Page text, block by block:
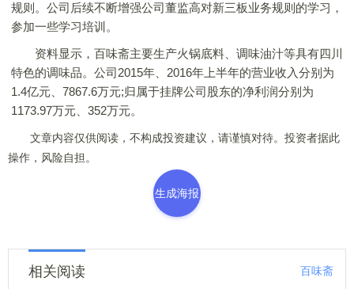
规则。公司后续不断增强公司董监高对新三板业务规则的学习，
参加一些学习培训。
资料显示，百味斋主要生产火锅底料、调味油汁等具有四川
特色的调味品。公司2015年、2016年上半年的营业收入分别为
1.4亿元、7867.6万元;归属于挂牌公司股东的净利润分别为
1173.97万元、352万元。
文章内容仅供阅读，不构成投资建议，请谨慎对待。投资者据此
操作，风险自担。
生成海报
相关阅读 百味斋